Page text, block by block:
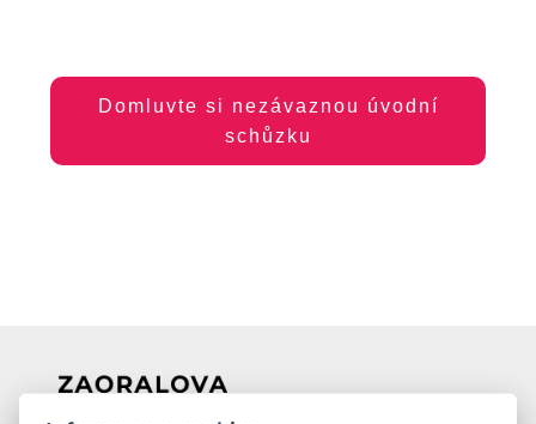
Domluvte si nezávaznou úvodní
schůzku